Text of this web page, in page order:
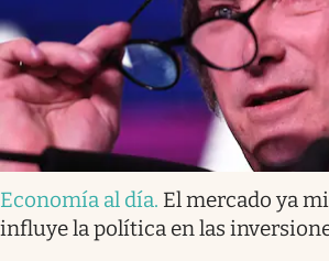
Economía al día. El mercado ya
influye la política en las